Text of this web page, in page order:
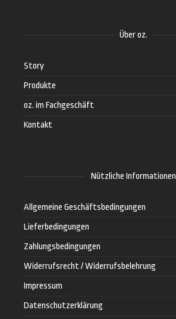
Über oz.
Story
Produkte
oz. im Fachgeschäft
Kontakt
Nützliche Informationen
Allgemeine Geschäftsbedingungen
Lieferbedingungen
Zahlungsbedingungen
Widerrufsrecht / Widerrufsbelehrung
Impressum
Datenschutzerklärung